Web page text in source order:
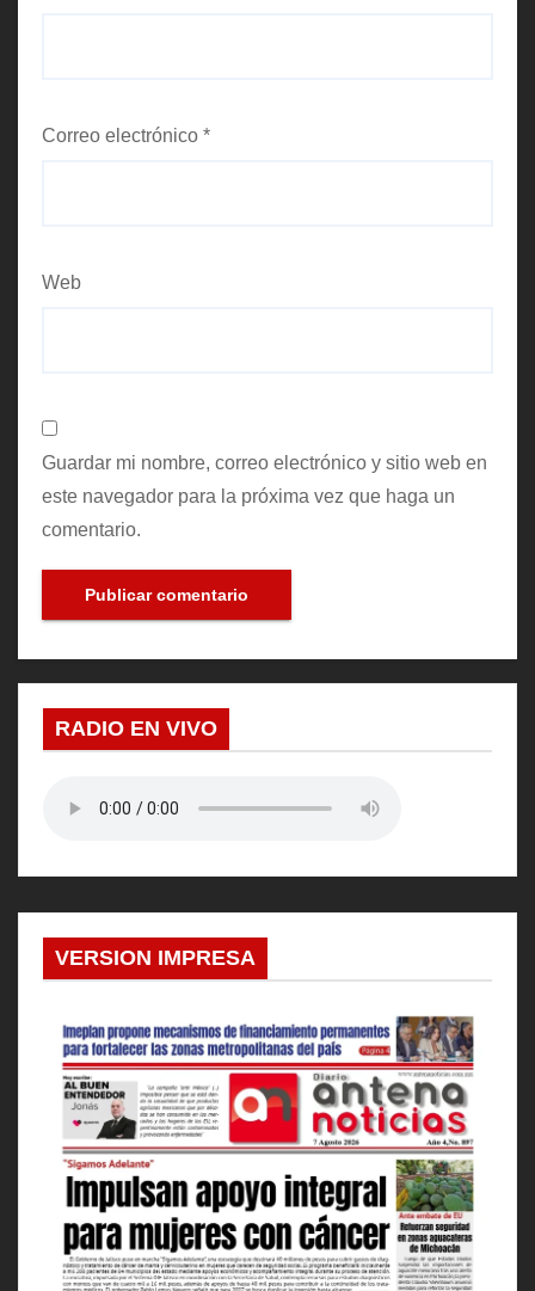
Correo electrónico *
Web
Guardar mi nombre, correo electrónico y sitio web en
este navegador para la próxima vez que haga un
comentario.
RADIO EN VIVO
VERSION IMPRESA